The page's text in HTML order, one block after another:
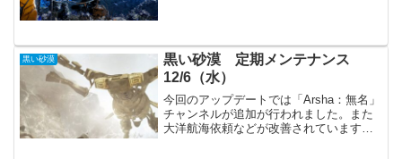
ト強化UIリニューアル...
黒い砂漠
黒い砂漠 定期メンテナンス
12/6（水）
今回のアップデートでは「Arsha：無名」
チャンネルが追加が行われました。また
大洋航海依頼などが改善されています。